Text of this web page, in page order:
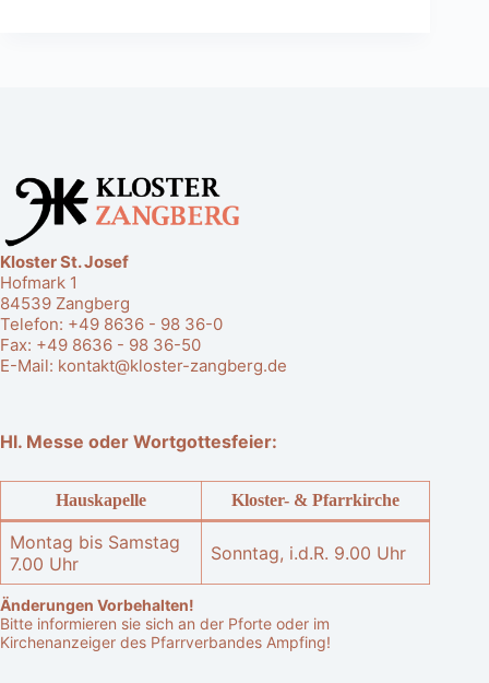
Kloster St. Josef
Hofmark 1
84539 Zangberg
Telefon: +49 8636 - 98 36-0
Fax: +49 8636 - 98 36-50
E-Mail: kontakt@kloster-zangberg.de
Hl. Messe oder Wortgottesfeier:
Hauskapelle Kloster- & Pfarrkirche
Montag bis Samstag
7.00 Uhr
Sonntag, i.d.R. 9.00 Uhr
Änderungen Vorbehalten!
Bitte informieren sie sich an der Pforte oder im
Kirchenanzeiger des Pfarrverbandes Ampfing!